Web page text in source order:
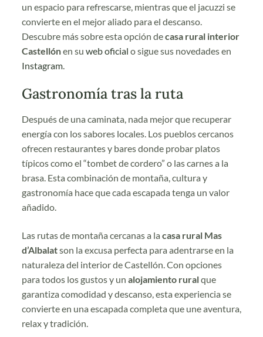
un espacio para refrescarse, mientras que el jacuzzi se
convierte en el mejor aliado para el descanso.
Descubre más sobre esta opción decasa rural interior
Castellónen su weboficial o sigue sus novedades en
Instagram.
Gastronomía tras la ruta
Después de una caminata, nada mejor que recuperar
energía con los sabores locales. Los pueblos cercanos
ofrecen restaurantes y bares donde probar platos
típicos como el “tombet de cordero” o las carnes a la
brasa. Esta combinación de montaña, cultura y
gastronomía hace que cada escapada tenga un valor
añadido.
Las rutas de montaña cercanas a la casa rural Mas
d’Albalatson la excusa perfecta para adentrarse en la
naturaleza del interior de Castellón. Con opciones
para todos los gustos y un alojamiento ruralque
garantiza comodidad y descanso, esta experiencia se
convierte en una escapada completa que une aventura,
relax y tradición.